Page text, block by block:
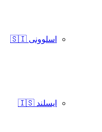
اسلوونی 🇸🇮
ایسلند 🇮🇸